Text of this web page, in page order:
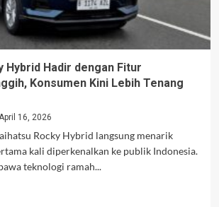
Hybrid Hadir dengan Fitur
Konsumen Kini Lebih Tenang
16, 2026
Rocky Hybrid langsung menarik
kali diperkenalkan ke publik Indonesia.
teknologi ramah...